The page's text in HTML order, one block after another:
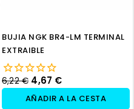
BUJIA NGK BR4-LM TERMINAL
EXTRAIBLE
6,22 € 4,67 €
AÑADIR A LA CESTA